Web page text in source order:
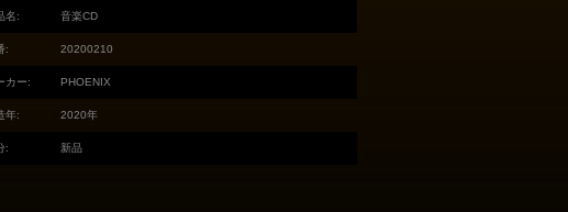
名: 音楽CD
: 20200210
カー: PHOENIX
年: 2020年
: 新品